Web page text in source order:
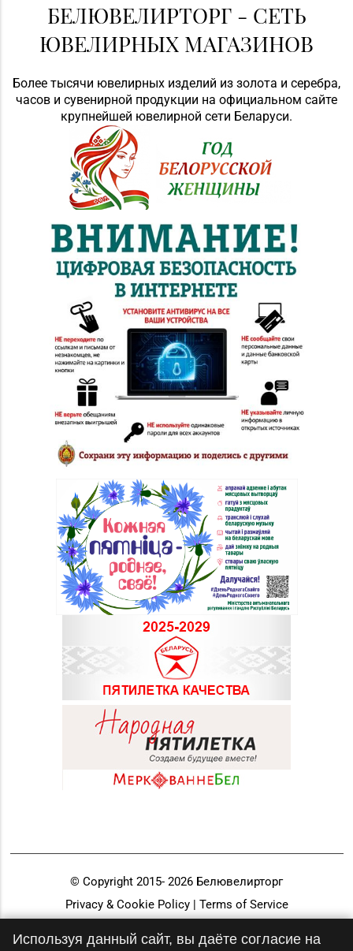
БЕЛЮВЕЛИРТОРГ - СЕТЬ
ЮВЕЛИРНЫХ МАГАЗИНОВ
Более тысячи ювелирных изделий из золота и серебра,
часов и сувенирной продукции на официальном сайте
крупнейшей ювелирной сети Беларуси.
© Copyright 2015- 2026 Белювелирторг
Privacy & Cookie Policy | Terms of Service
Используя данный сайт, вы даёте согласие на